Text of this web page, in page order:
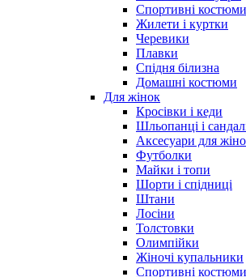
Спортивні костюми
Жилети і куртки
Черевики
Плавки
Спідня білизна
Домашні костюми
Для жінок
Кросівки і кеди
Шльопанці і
Аксесуари для
Футболки
Майки і топи
Шорти і спідниці
Штани
Лосіни
Толстовки
Олимпійки
Жіночі купальники
Спортивні костюми